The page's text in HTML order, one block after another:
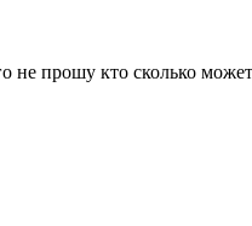
не прошу кто сколько